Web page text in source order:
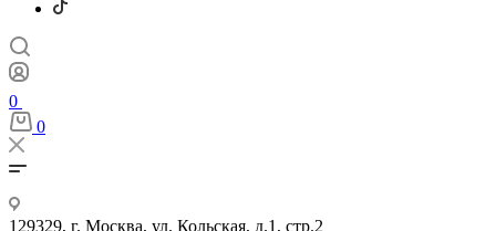
0
0
129329, г. Москва, ул. Кольская, д.1, стр.2